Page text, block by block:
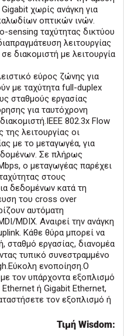
χωρίς ανάγκη για
οπτικών ινών.
sensing ταχύτητας δικτύου
λειτουργίας
διακομιστή με λειτουργία
εύρος ζώνης για
με ταχύτητα full-duplex
σταθμούς εργασίας
για ταυτόχρονη
802.3x Flow
λειτουργίας οι
με το μεταγωγέα, για
Σε πλήρως
ο μεταγωγέας παρέχει
στους
δεδομένων κατά τη
του cross over
αυτόματη
MDIX. Αναιρεί την ανάγκη
Κάθε θύρα μπορεί να
σταθμό εργασίας, διανομέα
τυπικό συνεστραμμένο
ενοποίηση.Ο
τον υπάρχοντα εξοπλισμό
Ethernet ή Gigabit Ethernet,
τον εξοπλισμό ή
Τιμή Wisdom: